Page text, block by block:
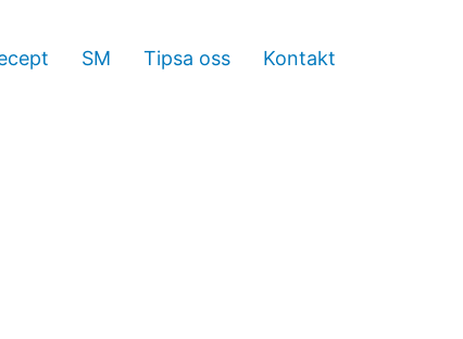
SM Tipsa oss Kontakt